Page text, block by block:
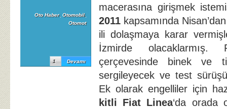
Oto Haber, Otomobil,
Otomot
Devamı
1
macerasına girişmek
2011 kapsamında
ili dolaşmaya karar
İzmirde
çerçevesinde binek ve
sergileyecek ve test
Ek olarak engelliler için
kitli Fiat Linea‘da orada